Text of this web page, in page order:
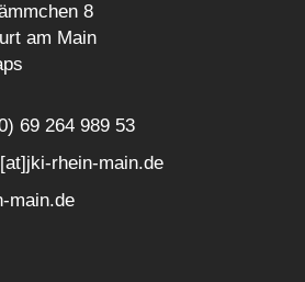
8
am Main
69 264 989 53
rhein-main.de
main.de